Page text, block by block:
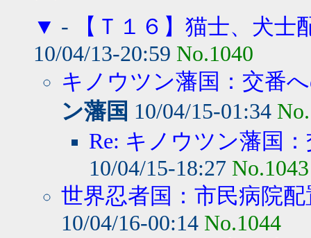
▼ -
【Ｔ１６】猫士、犬士
10/04/13-20:59 No.1040
キノウツン藩国：交番
ン藩国 10/04/15-01:34
Re: キノウツン藩国
10/04/15-18:27 No.1043
世界忍者国：市民病院
10/04/16-00:14 No.1044